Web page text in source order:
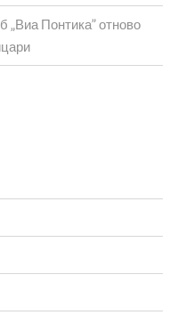
„Виа Понтика” отново